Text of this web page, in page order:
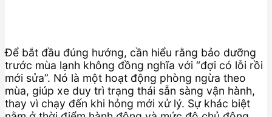
Để bắt đầu đúng hướng, cần hiểu rằng bảo dưỡng
trước mùa lạnh không đồng nghĩa với “đợi có lỗi rồi
mới sửa”. Nó là một hoạt động phòng ngừa theo
mùa, giúp xe duy trì trạng thái sẵn sàng vận hành,
thay vì chạy đến khi hỏng mới xử lý. Sự khác biệt